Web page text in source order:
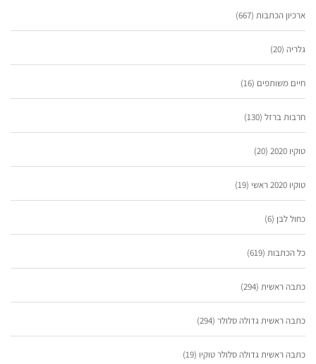
ארכיון הכתבות (667)
גלריה (20)
חיים משותפים (16)
חרבות ברזל (130)
טוקיו 2020 (20)
טוקיו 2020 ראשי (19)
כחול לבן (6)
כל הכתבות (619)
כתבה ראשית (294)
כתבה ראשית גדולה סלולר (294)
כתבה ראשית גדולה סלולר טוקיו (19)